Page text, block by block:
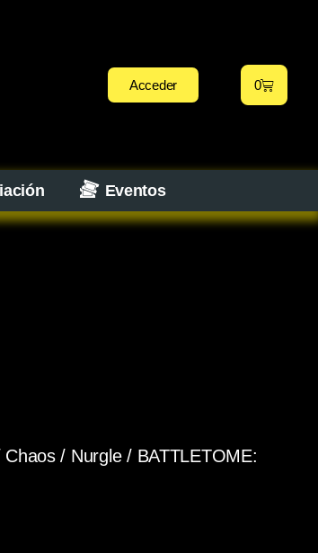
Acceder 0
Eventos
Chaos/ Nurgle/ BATTLETOME: